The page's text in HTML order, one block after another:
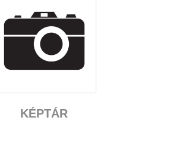
KÉPTÁR